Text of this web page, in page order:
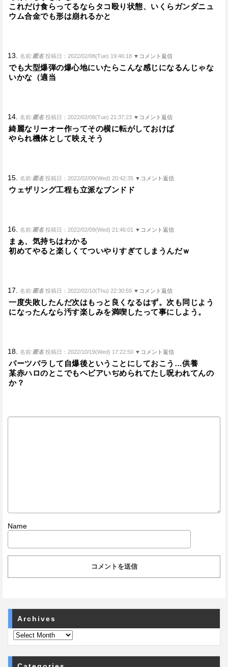
これだけ食らってるならタコ殴り状態、いくらガンダニュ
ウム合金でも形は崩れるかと
13. 名前:匿名 投稿日：2022/02/08(Tue) 19:46:18 ▼コメント返信
でも大型爆弾の爆心地にいたらこんな感じになるんじゃな
いかな（適当
14. 名前:匿名 投稿日：2022/02/08(Tue) 21:37:23 ▼コメント返信
綺麗なリーオー作ってその横に転がしておけば
やられ機体として映えそう
15. 名前:匿名 投稿日：2022/02/09(Wed) 20:42:35 ▼コメント返信
ウェザリング工程も立派なブンドド
16. 名前:匿名 投稿日：2022/02/09(Wed) 21:46:01 ▼コメント返信
まぁ、気持ちはわかる
初めてやると楽しくてついやりすぎてしまうんだｗ
17. 名前:匿名 投稿日：2022/02/10(Thu) 22:30:59 ▼コメント返信
一度失敗したんだ次はもっと良くなるはず。次も同じよう
になったんなら汚す楽しみを満喫したって事にしよう。
18. 名前:匿名 投稿日：2022/10/19(Wed) 17:22:50 ▼コメント返信
パーツバラして自爆後ということにしておこう…供養
某赤ハロのとこでもヘビアいぢめられてたし呪われてんの
か？
Name
Archives